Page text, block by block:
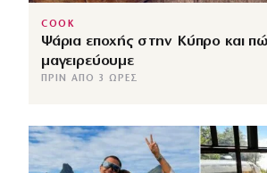
COOK
Ψάρια εποχής στην Κύπρο και
μαγειρεύουμε
ΠΡΙΝ ΑΠΌ 3 ΏΡΕΣ